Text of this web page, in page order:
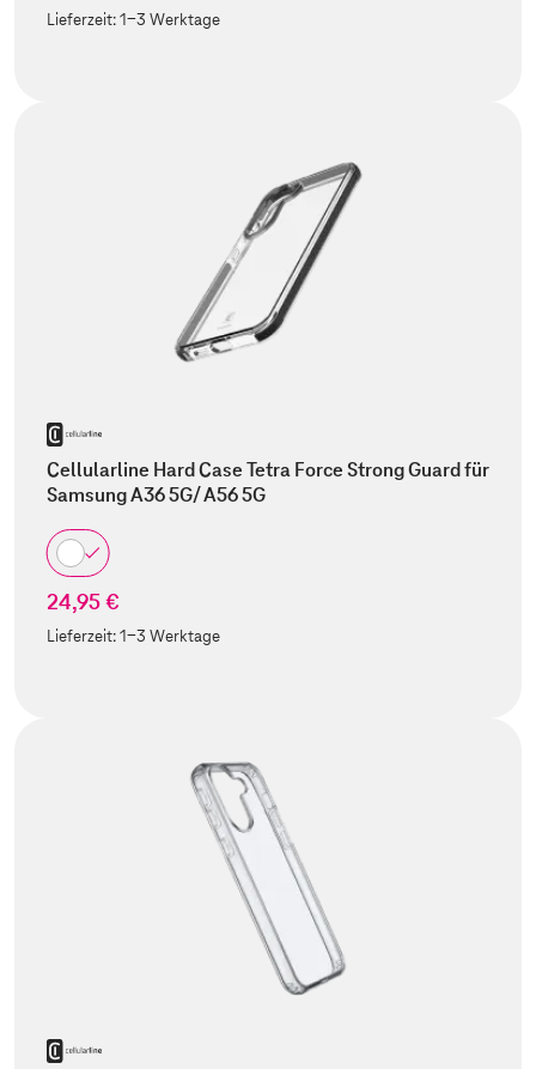
Lieferzeit:1-3 Werktage
Cellularline Hard Case Tetra Force Strong Guard für
Samsung A36 5G/ A56 5G
24,95 €
Lieferzeit:1-3 Werktage